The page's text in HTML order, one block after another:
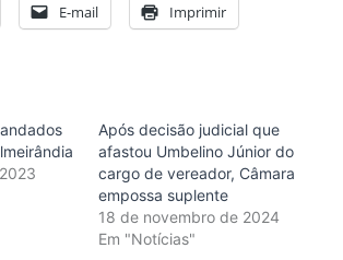
E-mail Imprimir
Após decisão judicial que
afastou Umbelino Júnior do
cargo de vereador, Câmara
empossa suplente
18 de novembro de 2024
Em "Notícias"